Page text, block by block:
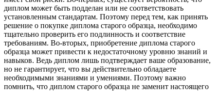
диплом может быть подделан или не соответствовать
установленным стандартам. Поэтому перед тем, как принять
решение о покупке диплома старого образца, необходимо
тщательно проверить его подлинность и соответствие
требованиям. Во-вторых, приобретение диплома старого
образца может привести к недостаточному уровню знаний и
навыков. Ведь диплом лишь подтверждает ваше образование,
но не гарантирует, что вы действительно обладаете
необходимыми знаниями и умениями. Поэтому важно
помнить, что диплом старого образца не заменит настоящего